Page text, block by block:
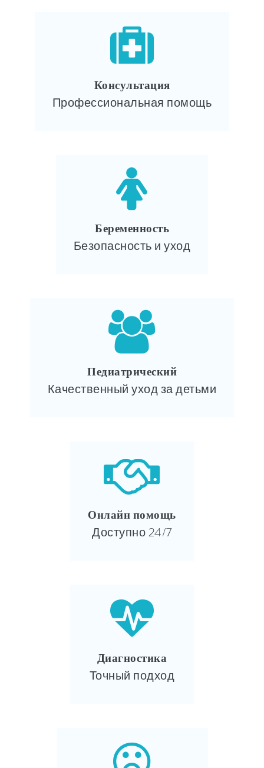
Консультация
Профессиональная помощь
Беременность
Безопасность и уход
Педиатрический
Качественный уход за детьми
Онлайн помощь
Доступно 24/7
Диагностика
Точный подход